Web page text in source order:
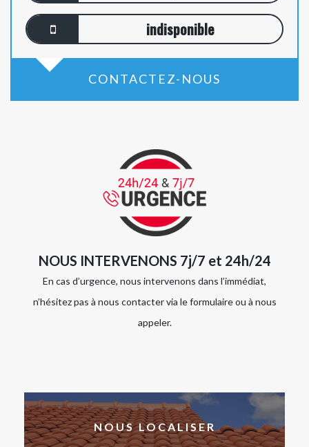
indisponible
CONTACTEZ-NOUS
NOUS INTERVENONS 7j/7 et 24h/24
En cas d’urgence, nous intervenons dans l’immédiat,
n’hésitez pas à nous contacter via le formulaire ou à nous
appeler.
NOUS LOCALISER